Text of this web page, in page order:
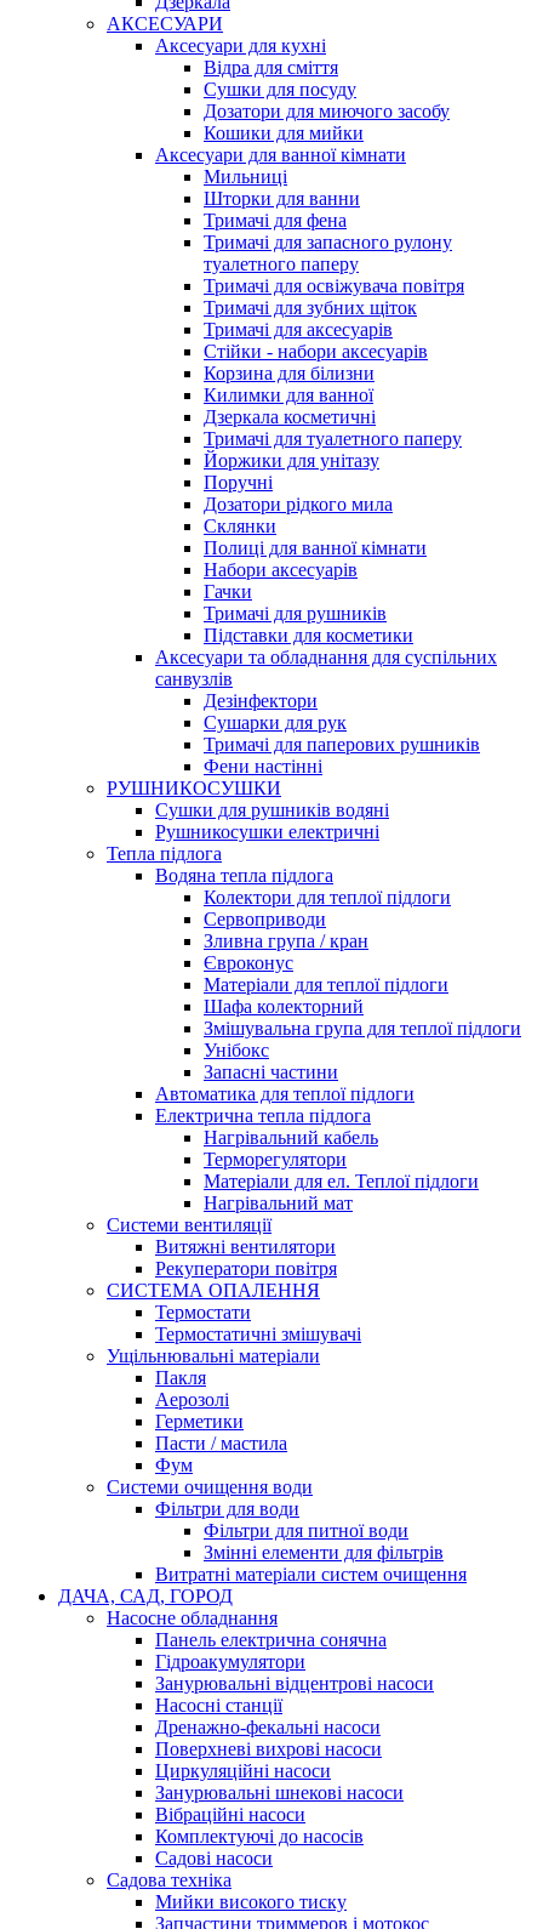
АКСЕСУАРИ
Аксесуари для кухні
Відра для сміття
Сушки для посуду
Дозатори для миючого засобу
Кошики для мийки
Аксесуари для ванної кімнати
Мильниці
Шторки для ванни
Тримачі для фена
Тримачі для запасного рулону
туалетного паперу
Тримачі для освіжувача повітря
Тримачі для зубних щіток
Тримачі для аксесуарів
Стійки - набори аксесуарів
Корзина для білизни
Килимки для ванної
Дзеркала косметичні
Тримачі для туалетного паперу
Йоржики для унітазу
Поручні
Дозатори рідкого мила
Склянки
Полиці для ванної кімнати
Набори аксесуарів
Гачки
Тримачі для рушників
Підставки для косметики
Аксесуари та обладнання для суспільних
санвузлів
Дезінфектори
Сушарки для рук
Тримачі для паперових рушників
Фени настінні
РУШНИКОСУШКИ
Сушки для рушників водяні
Рушникосушки електричні
Тепла підлога
Водяна тепла підлога
Колектори для теплої підлоги
Сервоприводи
Зливна група / кран
Євроконус
Матеріали для теплої підлоги
Шафа колекторний
Змішувальна група для теплої підлоги
Унібокс
Запасні частини
Автоматика для теплої підлоги
Електрична тепла підлога
Нагрівальний кабель
Терморегулятори
Матеріали для ел. Теплої підлоги
Нагрівальний мат
Системи вентиляції
Витяжні вентилятори
Рекуператори повітря
СИСТЕМА ОПАЛЕННЯ
Термостати
Термостатичні змішувачі
Ущільнювальні матеріали
Пакля
Аерозолі
Герметики
Пасти / мастила
Фум
Системи очищення води
Фільтри для води
Фільтри для питної води
Змінні елементи для фільтрів
Витратні матеріали систем очищення
ДАЧА, САД, ГОРОД
Насосне обладнання
Панель електрична сонячна
Гідроакумулятори
Занурювальні відцентрові насоси
Насосні станції
Дренажно-фекальні насоси
Поверхневі вихрові насоси
Циркуляційні насоси
Занурювальні шнекові насоси
Вібраційні насоси
Комплектуючі до насосів
Cадові насоси
Садова техніка
Мийки високого тиску
Запчастини триммеров і мотокос